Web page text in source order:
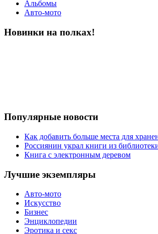
Альбомы
Авто-мото
Новинки на полках!
Популярные новости
Как добавить больше места для
Россиянин украл книги из
Книга с электронным деревом
Лучшие экземпляры
Авто-мото
Искусство
Бизнес
Энциклопедии
Эротика и секс